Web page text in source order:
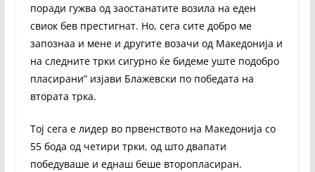
поради гужва од заостанатите возила на еден
свиок бев престигнат. Но, сега сите добро ме
запознаа и мене и другите возачи од Македонија и
на следните трки сигурно ќе бидеме уште подобро
пласирани” изјави Блажевски по победата на
втората трка.
Тој сега е лидер во првенството на Македонија со
55 бода од четири трки, од што двапати
победуваше и еднаш беше второпласиран.